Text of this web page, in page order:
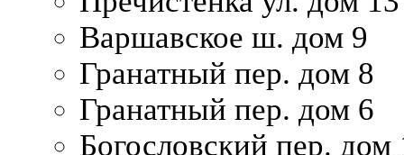
Варшавское ш. дом 9
Гранатный пер. дом 8
Гранатный пер. дом 6
Богословский пер.